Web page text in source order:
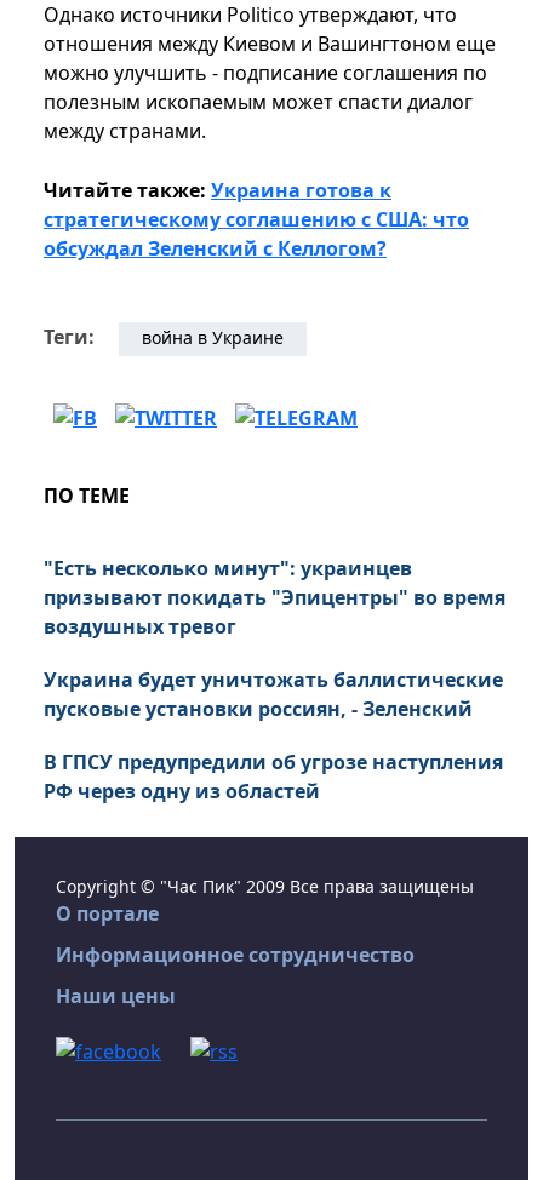
Однако источники Politico утверждают, что
отношения между Киевом и Вашингтоном еще
можно улучшить - подписание соглашения по
полезным ископаемым может спасти диалог
между странами.
Читайте также: Украина готова к
стратегическому соглашению с США: что
обсуждал Зеленский с Келлогом?
Теги: война в Украине
ПО ТЕМЕ
"Есть несколько минут": украинцев
призывают покидать "Эпицентры" во время
воздушных тревог
Украина будет уничтожать баллистические
пусковые установки россиян, - Зеленский
В ГПСУ предупредили об угрозе наступления
РФ через одну из областей
Copyright © "Час Пик" 2009 Все права защищены
О портале
Информационное сотрудничество
Наши цены